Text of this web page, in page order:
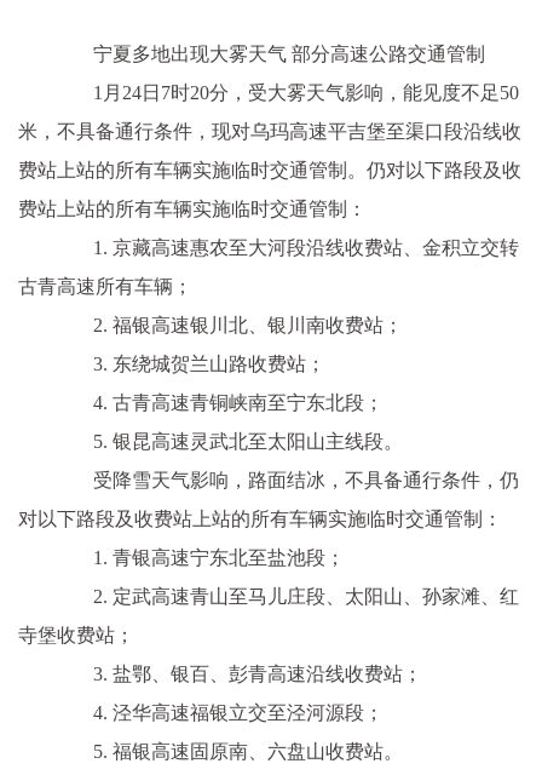
宁夏多地出现大雾天气 部分高速公路交通管制
1月24日7时20分，受大雾天气影响，能见度不足50
米，不具备通行条件，现对乌玛高速平吉堡至渠口段沿线收
费站上站的所有车辆实施临时交通管制。仍对以下路段及收
费站上站的所有车辆实施临时交通管制：
1. 京藏高速惠农至大河段沿线收费站、金积立交转
古青高速所有车辆；
2. 福银高速银川北、银川南收费站；
3. 东绕城贺兰山路收费站；
4. 古青高速青铜峡南至宁东北段；
5. 银昆高速灵武北至太阳山主线段。
受降雪天气影响，路面结冰，不具备通行条件，仍
对以下路段及收费站上站的所有车辆实施临时交通管制：
1. 青银高速宁东北至盐池段；
2. 定武高速青山至马儿庄段、太阳山、孙家滩、红
寺堡收费站；
3. 盐鄂、银百、彭青高速沿线收费站；
4. 泾华高速福银立交至泾河源段；
5. 福银高速固原南、六盘山收费站。